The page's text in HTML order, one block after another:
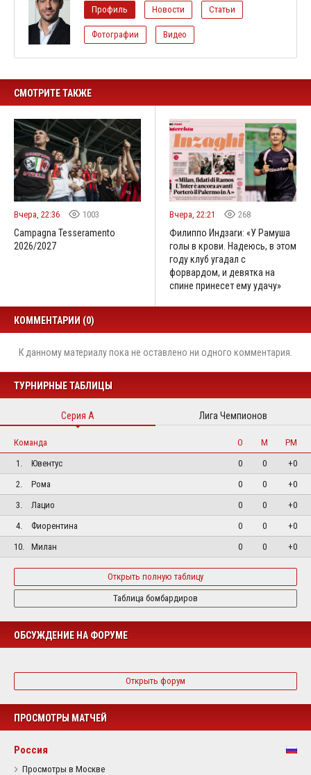
Профиль Новости Статьи
Фотографии Видео
СМОТРИТЕ ТАКЖЕ
Вчера, 22:36 1003
Campagna Tesseramento
2026/2027
Вчера, 22:21 268
Филиппо Индзаги: «У Рамуша
голы в крови. Надеюсь, в этом
году клуб угадал с
форвардом, и девятка на
спине принесет ему удачу»
КОММЕНТАРИИ (0)
К данному материалу пока не оставлено ни одного комментария.
ТУРНИРНЫЕ ТАБЛИЦЫ
Серия А Лига Чемпионов
Команда О М
РМ
1.
Ювентус 0 0
+0
2.
Рома 0 0
+0
3.
Лацио 0 0
+0
4.
Фиорентина 0 0
+0
10.
Милан 0 0 +0
Открыть полную таблицу
Таблица бомбардиров
ОБСУЖДЕНИЕ НА ФОРУМЕ
Открыть форум
ПРОСМОТРЫ МАТЧЕЙ
Россия
Просмотры в Москве